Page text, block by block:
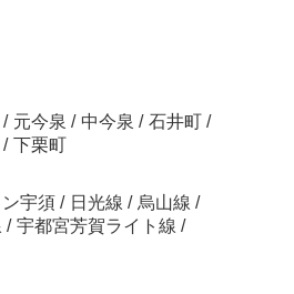
/ 元今泉 / 中今泉 / 石井町 /
/ 下栗町
宇須 / 日光線 / 烏山線 /
/ 宇都宮芳賀ライト線 /